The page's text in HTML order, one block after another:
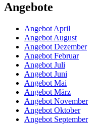
Angebote
Angebot April
Angebot August
Angebot Dezember
Angebot Februar
Angebot Juli
Angebot Juni
Angebot Mai
Angebot März
Angebot November
Angebot Oktober
Angebot September